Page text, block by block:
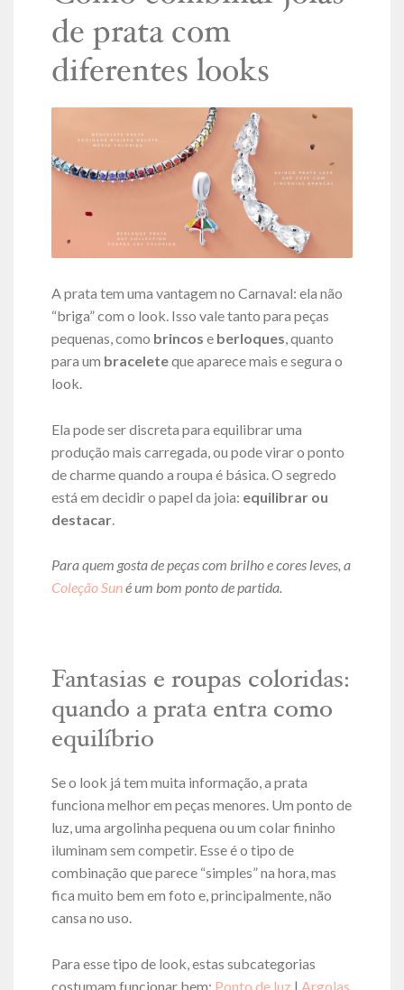
de prata com
diferentes looks
A prata tem uma vantagem no Carnaval: ela não
“briga” com o look. Isso vale tanto para peças
pequenas, como brincos e berloques, quanto
para um braceleteque aparece mais e segura o
look.
Ela pode ser discreta para equilibrar uma
produção mais carregada, ou pode virar o ponto
de charme quando a roupa é básica. O segredo
está em decidir o papel da joia: equilibrar ou
destacar.
Para quem gosta de peças com brilho e cores leves, a
Coleção Suné um bom ponto de partida.
Fantasias e roupas coloridas:
quando a prata entra como
equilíbrio
Se o look já tem muita informação, a prata
funciona melhor em peças menores. Um ponto de
luz, uma argolinha pequena ou um colar fininho
iluminam sem competir. Esse é o tipo de
combinação que parece “simples” na hora, mas
fica muito bem em foto e, principalmente, não
cansa no uso.
Para esse tipo de look, estas subcategorias
costumam funcionar bem: Ponto de luz | Argolas